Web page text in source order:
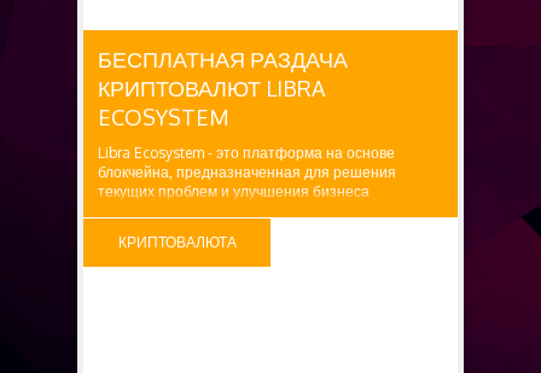
БЕСПЛАТНАЯ РАЗДАЧА
КРИПТОВАЛЮТ LIBRA
ECOSYSTEM
Libra Ecosystem - это платформа на основе
блокчейна, предназначенная для решения
текущих проблем и улучшения бизнеса
КРИПТОВАЛЮТА